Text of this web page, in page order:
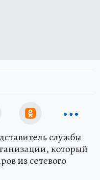
службы
который
из сетевого